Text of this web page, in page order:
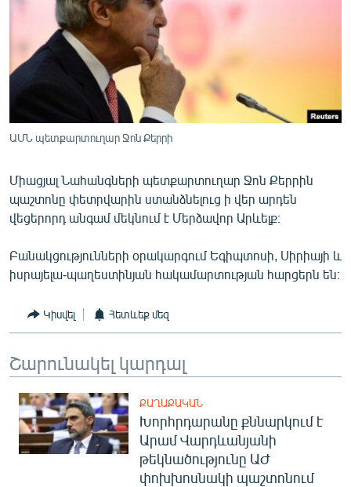
ՄԻՋԱԶԳԱՅԻՆ
ՄՇԱԿՈՒՅԹ
ՍՊՈՐՏ
ՄԵԿՆԱԲԱՆՈՒԹՅՈՒՆ
ՏՏ ԵՒ ԻՆՏԵՐՆԵՏ
ԱՐԽԻՎ
ՏԵՍԱՆՅՈՒԹԵՐ
ՁԳՏԵԼՈՎ ԼԱՎԱԳՈՒՅՆԻՆ
Հայերեն
English
Русский
ՀԵՏԵՎԵՔ ՄԵԶ
ԱՄՆ պետքարտուղար Ջոն Քերրի
Միացյալ Նահանգների պետքարտուղար Ջոն Քերրին
պաշտոնը փետրվարին ստանձնելուց ի վեր արդեն
վեցերորդ անգամ մեկնում է Մերձավոր Արևելք։
Բանակցությունների օրակարգում Եգիպտոսի, Սիրիայի և
իսրայելա-պաղեստինյան հակամարտության հարցերն են։
Կիսվել Հետևեք մեզ
Շարունակել կարդալ
ՔԱՂԱՔԱԿԱՆ
Խորհրդարանը քննարկում է
Արամ Վարդևանյանի
թեկնածությունը ԱԺ
փոխխոսնակի պաշտոնում